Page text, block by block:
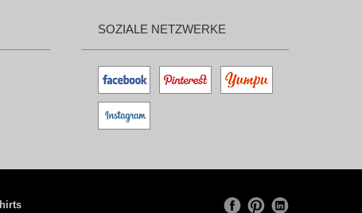
SOZIALE NETZWERKE